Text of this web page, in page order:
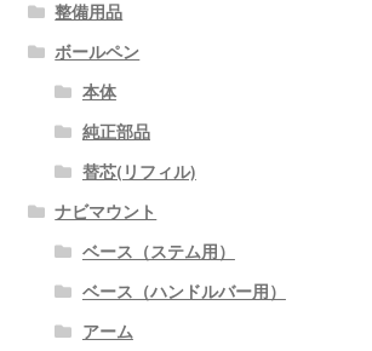
整備用品
ボールペン
本体
純正部品
替芯(リフィル)
ナビマウント
ベース（ステム用）
ベース（ハンドルバー用）
アーム